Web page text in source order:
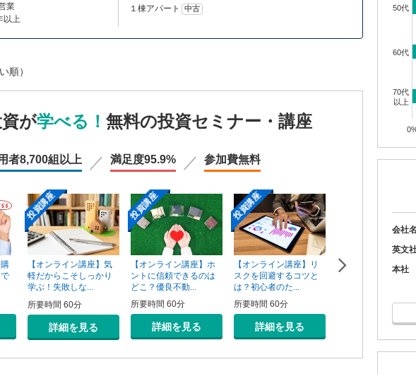
業
以上
１棟アパート
中古
順）
が学べる！ 無料の投資セミナー・講座
者8,700組以上 満足度95.9% 参加費無料
投資講座
【オンライン講座】気
軽だからこそしっかり
学ぶ！失敗しな...
所要時間 60分
詳細を見る
投資講座
【オンライン講座】ホ
ントに信頼できるのは
どこ？優良不動...
所要時間 60分
詳細を見る
投資講座
【オンライン講座】リ
スクを回避するコツと
は？初心者のた...
所要時間 60分
詳細を見る
【オンライン講座】投
資用不動産の売り時・
詳細を見る
50代
60代
70代
以上
会社名
英文
本社